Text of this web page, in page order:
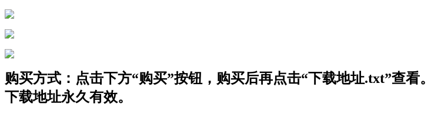
购买方式：点击下方“购买”按钮，购买后再点击“下载地址.txt”查看。
下载地址永久有效。